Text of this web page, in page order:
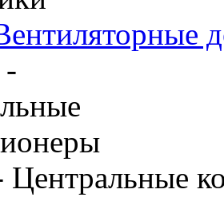
Центральные